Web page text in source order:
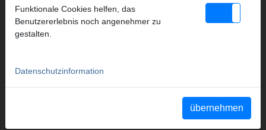
YouTube REMS Frigo 2 F-
Zero
Funktionale Cookies helfen, das
Benutzererlebnis noch angenehmer zu
gestalten.
Datenschutzinformation
übernehmen